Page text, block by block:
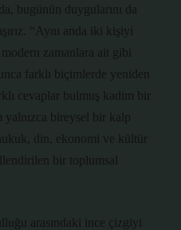
bugünün duygularını da
“Aynı anda iki kişiyi
zamanlara ait gibi
farklı biçimlerde yeniden
cevaplar bulmuş kadim bir
bireysel bir kalp
din, ekonomi ve kültür
bir toplumsal
arasındaki ince çizgiyi